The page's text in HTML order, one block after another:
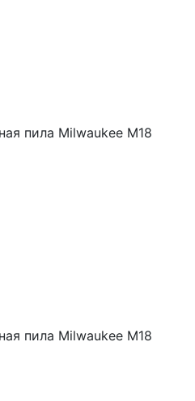
пила Milwaukee M18
пила Milwaukee M18